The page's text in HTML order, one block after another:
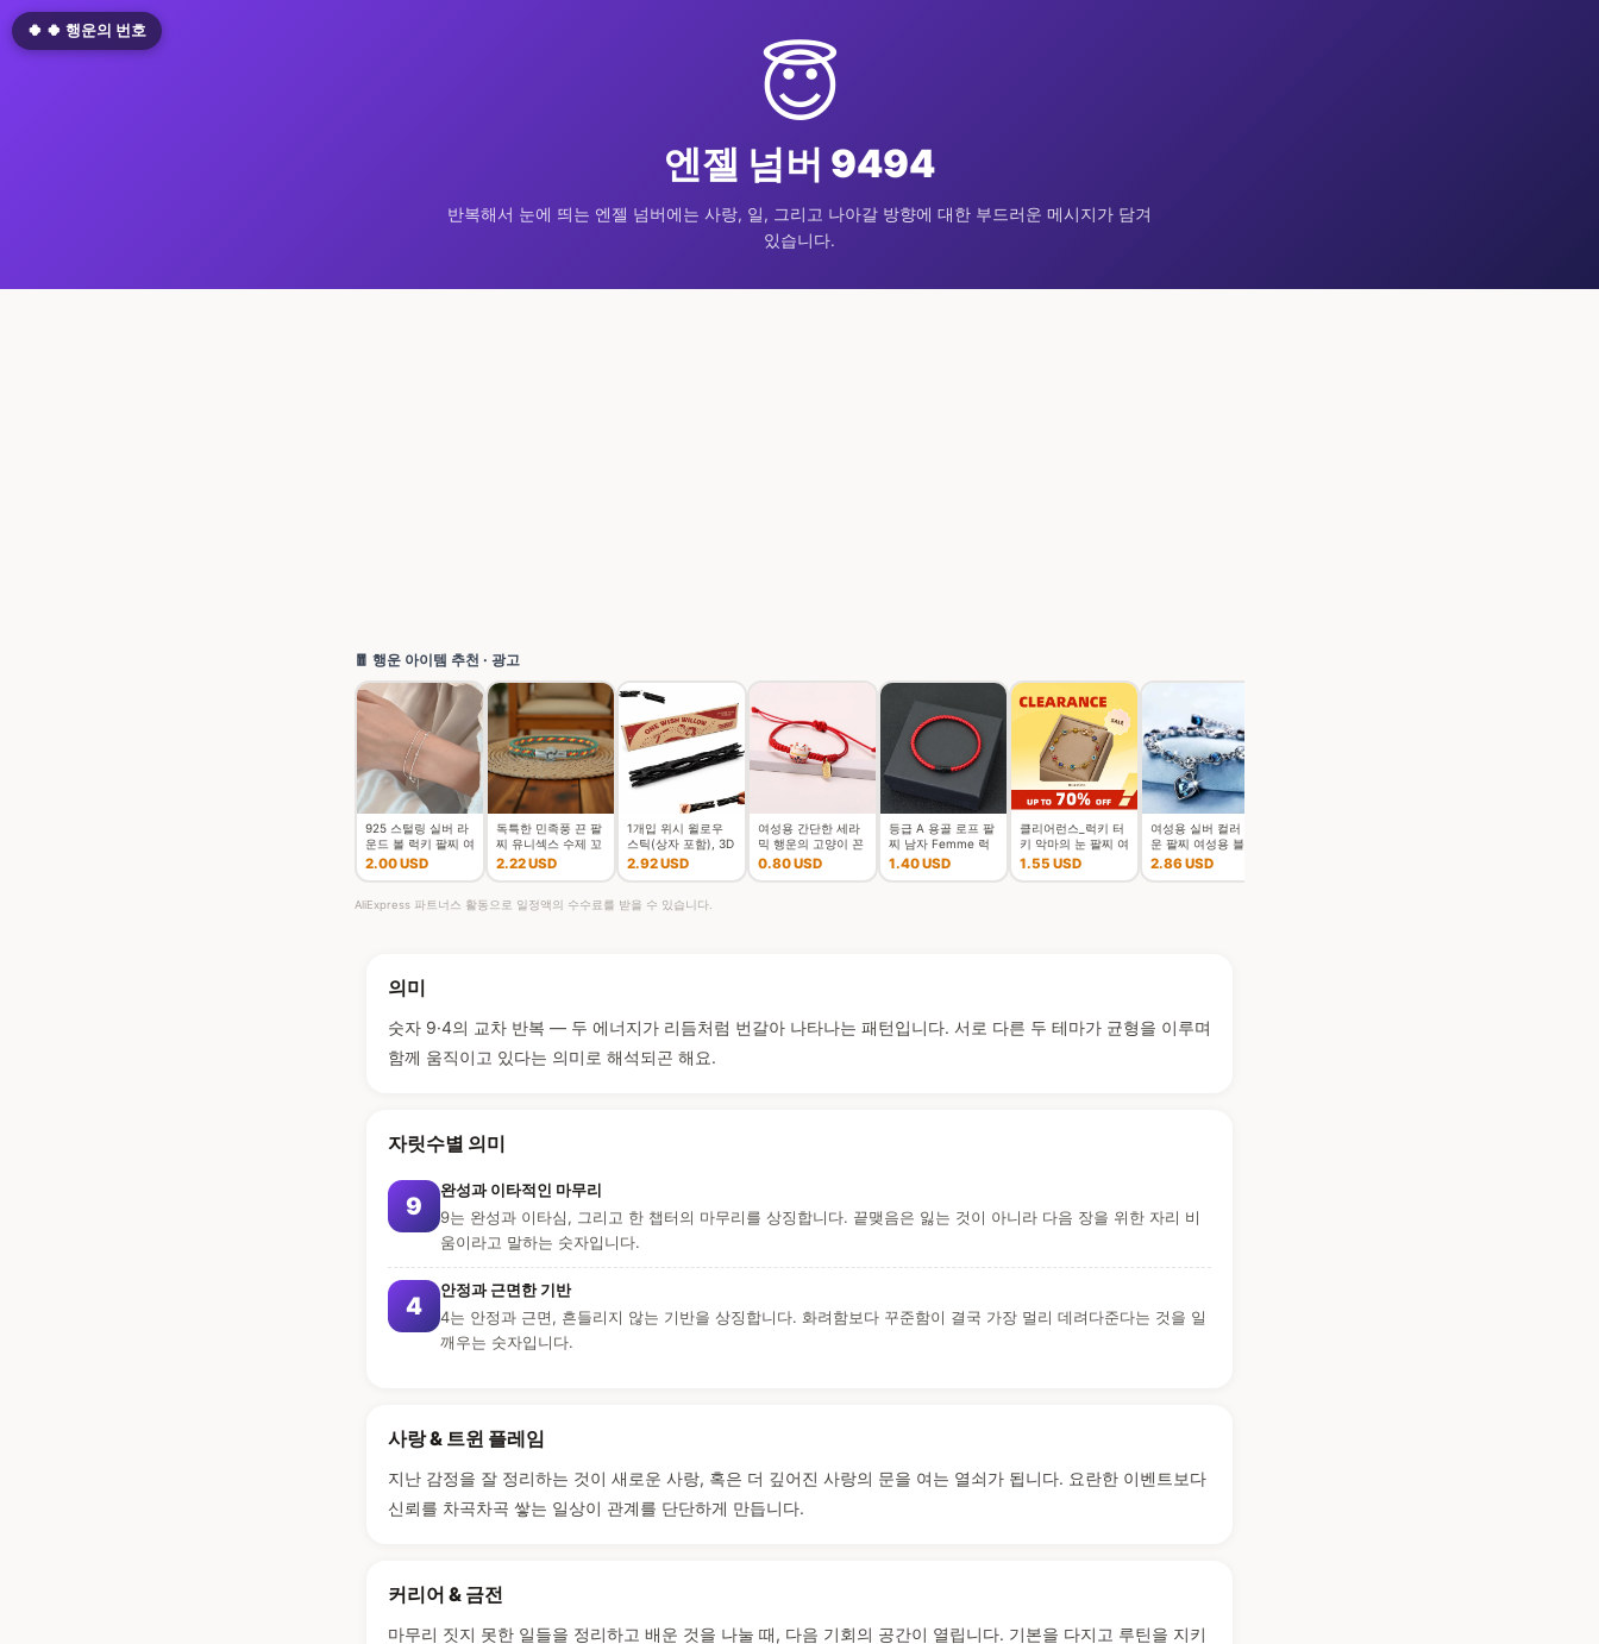
😇
엔젤 넘버 9494
반복해서 눈에 띄는 엔젤 넘버에는 사랑, 일, 그리고 나아갈 방향에 대한 부드러운 메시지가 담겨
있습니다.
🧧 행운 아이템 추천 · 광고
925 스털링 실버 라
운드 볼 럭키 팔찌 여
성 더블 레이어 스네
이크 체인 핫 최고 품
2.00 USD
독특한 민족풍 끈 팔
찌 유니섹스 수제 꼬
임 행운의 실 커플 팔
2.22 USD
1개입 위시 윌로우
스틱(상자 포함), 3D
프린팅된 소원을 담
2.92 USD
여성용 간단한 세라
믹 행운의 고양이 꼰
팔찌, 귀여운 동물 새
끼 고양이, 손으로 짠
0.80 USD
등급 A 용골 로프 팔
찌 남자 Femme 럭
키 레드 스레드
Braclet 유치 Mirco
1.40 USD
클리어런스_럭키 터
키 악마의 눈 팔찌 여
성용 남성용 화려한
1.55 USD
여성용 실버 컬러 행
운 팔찌 여성용 블루
크리스탈 하트 참 팔
2.86 USD
AliExpress 파트너스 활동으로 일정액의 수수료를 받을 수 있습니다.
의미
숫자 9·4의 교차 반복 — 두 에너지가 리듬처럼 번갈아 나타나는 패턴입니다. 서로 다른 두 테마가 균형을 이루며
함께 움직이고 있다는 의미로 해석되곤 해요.
자릿수별 의미
9
완성과 이타적인 마무리
9는 완성과 이타심, 그리고 한 챕터의 마무리를 상징합니다. 끝맺음은 잃는 것이 아니라 다음 장을 위한 자리 비
움이라고 말하는 숫자입니다.
4
안정과 근면한 기반
4는 안정과 근면, 흔들리지 않는 기반을 상징합니다. 화려함보다 꾸준함이 결국 가장 멀리 데려다준다는 것을 일
깨우는 숫자입니다.
사랑 & 트윈 플레임
지난 감정을 잘 정리하는 것이 새로운 사랑, 혹은 더 깊어진 사랑의 문을 여는 열쇠가 됩니다. 요란한 이벤트보다
신뢰를 차곡차곡 쌓는 일상이 관계를 단단하게 만듭니다.
커리어 & 금전
마무리 짓지 못한 일들을 정리하고 배운 것을 나눌 때, 다음 기회의 공간이 열립니다. 기본을 다지고 루틴을 지키
🍀 🍀 행운의 번호